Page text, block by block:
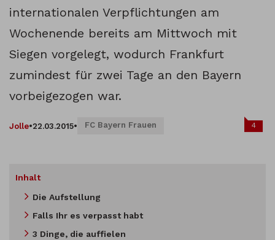
internationalen Verpflichtungen am
Wochenende bereits am Mittwoch mit
Siegen vorgelegt, wodurch Frankfurt
zumindest für zwei Tage an den Bayern
vorbeigezogen war.
Jolle•22.03.2015• FC Bayern Frauen 4
Inhalt
Die Aufstellung
Falls Ihr es verpasst habt
3 Dinge, die auffielen